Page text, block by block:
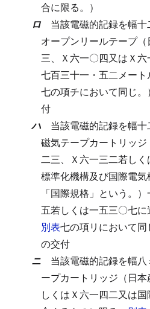
合に限る。）
ロ 当該電磁的記録を幅
オープンリールテープ
三、Ｘ六一〇四又はＸ
七百三十一・五二メート
七の項チにおいて同じ
付
ハ 当該電磁的記録を幅
磁気テープカートリッ
二三、Ｘ六一三二若し
標準化機構及び国際電
「国際規格」という。
五若しくは一五三〇七に
別表七の項リにおいて
の交付
ニ 当該電磁的記録を幅
ープカートリッジ（日
しくはＸ六一四二又は